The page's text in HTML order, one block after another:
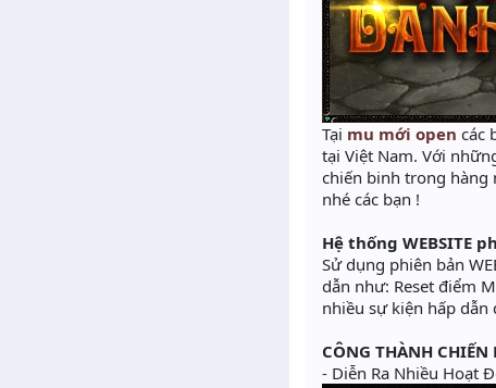
Tại mu mới open các
tại Việt Nam. Với
chiến binh trong hàng
nhé các bạn !
Hệ thống WEBSITE
Sử dụng phiên bản
dẫn như: Reset điểm
nhiều sự kiện hấp dẫn
CÔNG THÀNH CHIẾN
- Diễn Ra Nhiều Hoạt